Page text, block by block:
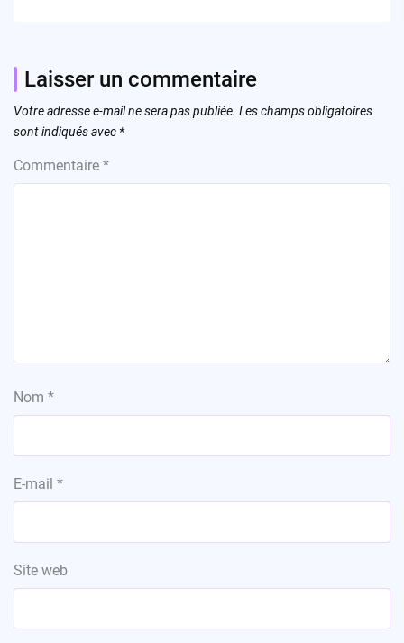
Laisser un commentaire
Votre adresse e-mail ne sera pas publiée. Les champs obligatoires
sont indiqués avec *
Commentaire *
Nom *
E-mail *
Site web